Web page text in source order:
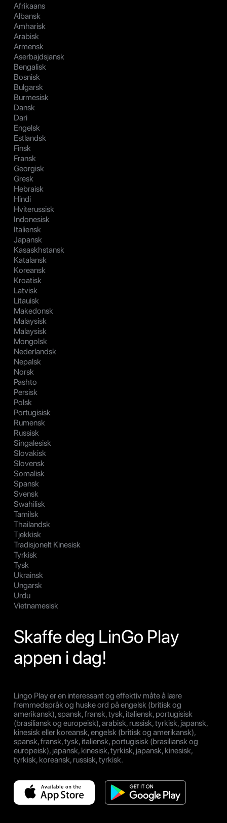
Afrikaans
Albansk
Amharisk
Arabisk
Armensk
Aserbajdsjansk
Bengalisk
Bosnisk
Bulgarsk
Burmesisk
Dansk
Dari
Engelsk
Estlandsk
Finsk
Fransk
Georgisk
Gresk
Hebraisk
Hindi
Hviterussisk
Indonesisk
Italiensk
Japansk
Kasaskhstansk
Katalansk
Koreansk
Kroatisk
Latvisk
Litauisk
Makedonsk
Malaysisk
Malaysisk
Mongolsk
Nederlandsk
Nepalsk
Norsk
Pashto
Persisk
Polsk
Portugisisk
Rumensk
Russisk
Singalesisk
Slovakisk
Slovensk
Somalisk
Spansk
Svensk
Swahilisk
Tamilsk
Thailandsk
Tjekkisk
Tradisjonelt Kinesisk
Tyrkisk
Tysk
Ukrainsk
Ungarsk
Urdu
Vietnamesisk
Skaffe deg LinGo Play
appen i dag!
Lingo Play er en interessant og effektiv måte å lære
fremmedspråk og huske ord på engelsk (britisk og
amerikansk), spansk, fransk, tysk, italiensk, portugisisk
(brasiliansk og europeisk), arabisk, russisk, tyrkisk, japansk,
kinesisk eller koreansk, engelsk (britisk og amerikansk),
spansk, fransk, tysk, italiensk, portugisisk (brasiliansk og
europeisk), japansk, kinesisk, tyrkisk, japansk, kinesisk,
tyrkisk, koreansk, russisk, tyrkisk.